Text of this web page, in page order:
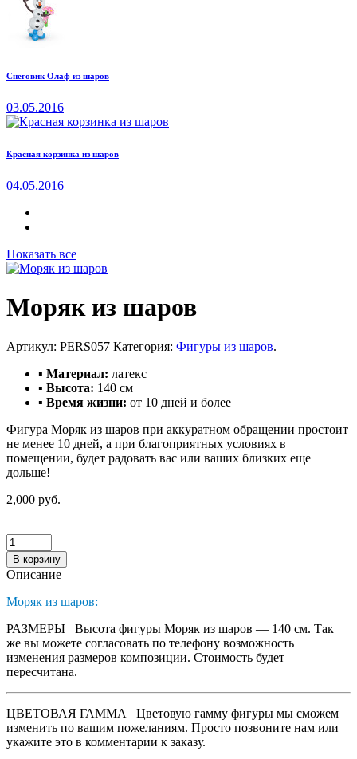
Снеговик Олаф из шаров
03.05.2016
Красная корзинка из шаров
04.05.2016
Показать все
Моряк из шаров
Артикул: PERS057 Категория: Фигуры из шаров.
▪ Материал: латекс
▪ Высота: 140 см
▪ Время жизни: от 10 дней и более
Фигура Моряк из шаров при аккуратном обращении простоит
не менее 10 дней, а при благоприятных условиях в
помещении, будет радовать вас или ваших близких еще
дольше!
2,000 руб.
В корзину
Описание
Моряк из шаров:
РАЗМЕРЫ Высота фигуры Моряк из шаров — 140 см. Так
же вы можете согласовать по телефону возможность
изменения размеров композиции. Стоимость будет
пересчитана.
ЦВЕТОВАЯ ГАММА
Цветовую гамму фигуры мы сможем
изменить по вашим пожеланиям. Просто позвоните нам или
укажите это в комментарии к заказу.